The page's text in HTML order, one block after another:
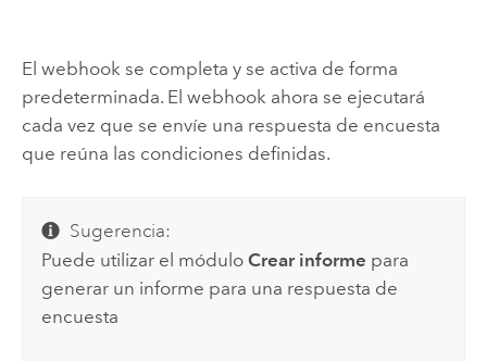
El webhook se completa y se activa de forma
predeterminada. El webhook ahora se ejecutará
cada vez que se envíe una respuesta de encuesta
que reúna las condiciones definidas.
Sugerencia:
Puede utilizar el móduloCrear informe para
generar un informe para una respuesta de
encuesta